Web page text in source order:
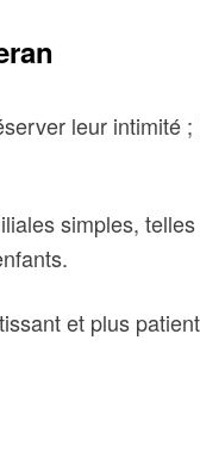
leur intimité
simples,
et plus